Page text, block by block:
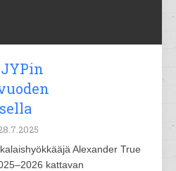
Alexander True
kattavan